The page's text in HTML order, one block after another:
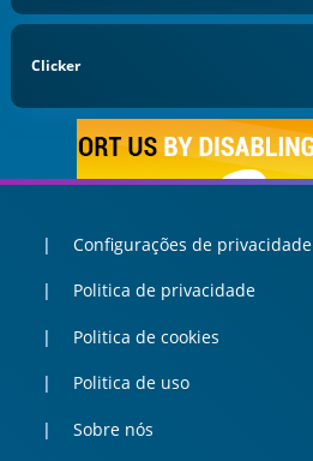
Clicker
Configurações de privacidade
Politica de privacidade
Politica de cookies
Politica de uso
Sobre nós